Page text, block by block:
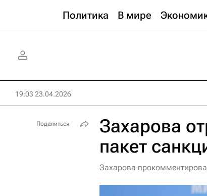
Политика В мире
19:03 23.04.2026
Захарова
пакет
Захарова
Поделиться